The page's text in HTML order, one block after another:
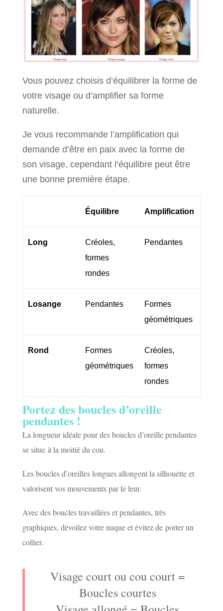
Vous pouvez choisis d’équilibrer la forme de
votre visage ou d’amplifier sa forme
naturelle.
Je vous recommande l’amplification qui
demande d’être en paix avec la forme de
son visage, cependant l’équilibre peut être
une bonne première étape.
Équilibre Amplification
Long
Créoles,
formes
rondes
Pendantes
Losange Pendantes
Formes
géométriques
Rond
Formes
géométriques
Créoles,
formes
rondes
Portez des boucles d’oreille
pendantes !
La longueur idéale pour des boucles d’oreille pendantes
se situe à la moitié du cou.
Les boucles d’oreilles longues allongent la silhouette et
valorisent vos mouvements par le leur.
Avec des boucles travaillées et pendantes, très
graphiques, dévoilez votre nuque et évitez de porter un
collier.
Visage court ou cou court =
Boucles courtes